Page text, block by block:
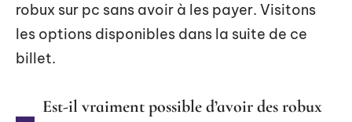
robux sur pc sans avoir à les payer. Visitons
les options disponibles dans la suite de ce
billet.
Est-il vraiment possible d’avoir des robux